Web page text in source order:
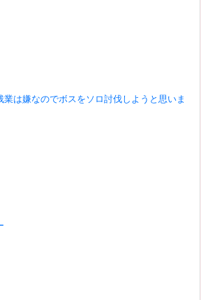
は嫌なのでボスをソロ討伐しようと思いま